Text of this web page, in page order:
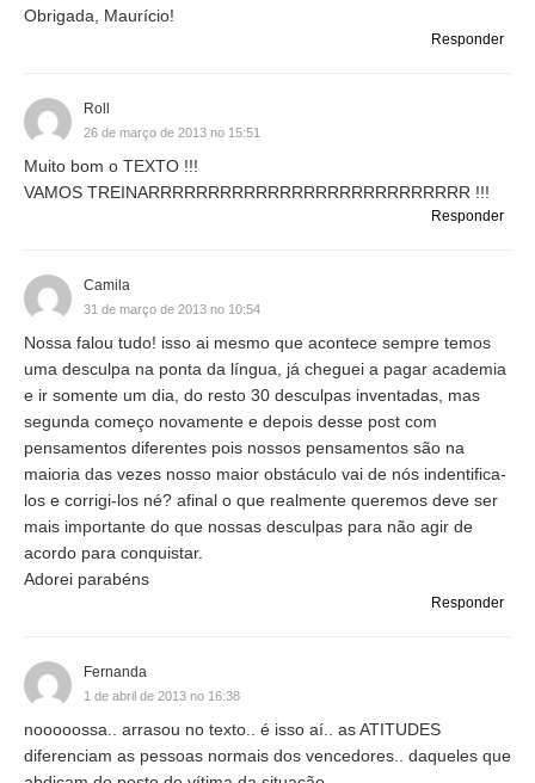
Obrigada, Maurício!
Responder
Roll
26 de março de 2013 no 15:51
Muito bom o TEXTO !!!
VAMOS TREINARRRRRRRRRRRRRRRRRRRRRRRRRRR !!!
Responder
Camila
31 de março de 2013 no 10:54
Nossa falou tudo! isso ai mesmo que acontece sempre temos
uma desculpa na ponta da língua, já cheguei a pagar academia
e ir somente um dia, do resto 30 desculpas inventadas, mas
segunda começo novamente e depois desse post com
pensamentos diferentes pois nossos pensamentos são na
maioria das vezes nosso maior obstáculo vai de nós indentifica-
los e corrigi-los né? afinal o que realmente queremos deve ser
mais importante do que nossas desculpas para não agir de
acordo para conquistar.
Adorei parabéns
Responder
Fernanda
1 de abril de 2013 no 16:38
nooooossa.. arrasou no texto.. é isso aí.. as ATITUDES
diferenciam as pessoas normais dos vencedores.. daqueles que